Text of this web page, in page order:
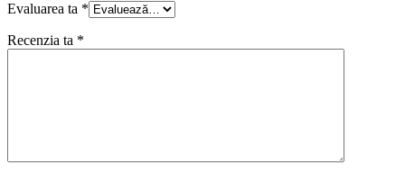
Evaluarea ta *
Recenzia ta *